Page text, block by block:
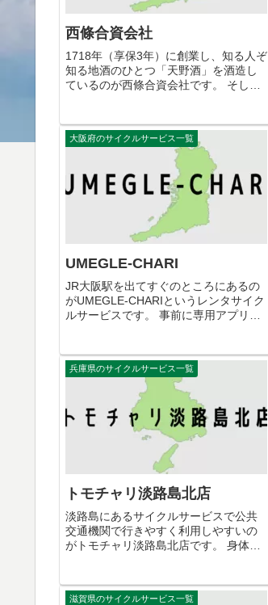
西條合資会社
1718年（享保3年）に創業し、知る人ぞ
知る地酒のひとつ「天野酒」を酒造し
ているのが西條合資会社です。 そして
ルサービスである「e-Bike Rental」で
す。 当日の...
大阪府のサイクルサービス一覧
UMEGLE-CHARI
JR大阪駅を出てすぐのところにあるの
がUMEGLE-CHARIというレンタサイク
ルサービスです。 事前に専用アプリで
の交通アクセス 住所 〒530-0011 大
阪...
兵庫県のサイクルサービス一覧
トモチャリ淡路島北店
淡路島にあるサイクルサービスで公共
交通機関で行きやすく利用しやすいの
がトモチャリ淡路島北店です。 身体に
のがおすすめです。 トモチャリ淡路島
滋賀県のサイクルサービス一覧